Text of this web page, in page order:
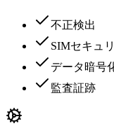
不正検出
SIMセキュ
データ暗号
監査証跡